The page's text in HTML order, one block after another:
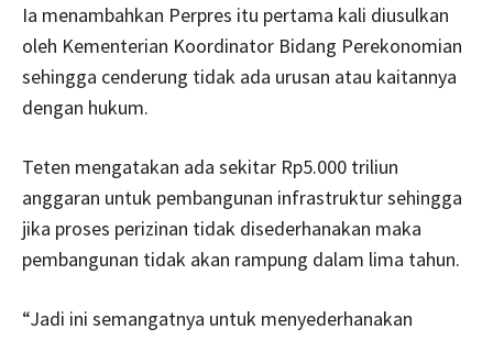
Ia menambahkan Perpres itu pertama kali diusulkan
oleh Kementerian Koordinator Bidang Perekonomian
sehingga cenderung tidak ada urusan atau kaitannya
dengan hukum.
Teten mengatakan ada sekitar Rp5.000 triliun
anggaran untuk pembangunan infrastruktur sehingga
jika proses perizinan tidak disederhanakan maka
pembangunan tidak akan rampung dalam lima tahun.
“Jadi ini semangatnya untuk menyederhanakan